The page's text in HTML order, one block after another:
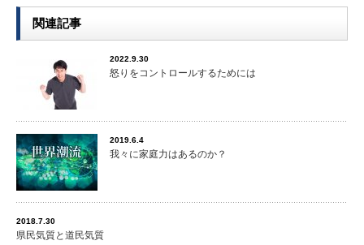
関連記事
2022.9.30
怒りをコントロールするためには
2019.6.4
我々に家庭力はあるのか？
2018.7.30
県民気質と道民気質